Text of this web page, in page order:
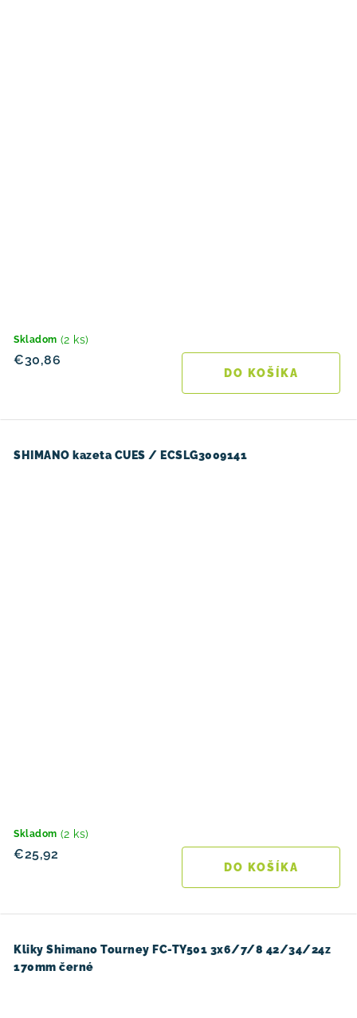
Skladom (2 ks)
€30,86
DO KOŠÍKA
SHIMANO kazeta CUES / ECSLG3009141
Skladom (2 ks)
€25,92
DO KOŠÍKA
Kliky Shimano Tourney FC-TY501 3x6/7/8 42/34/24z
170mm černé